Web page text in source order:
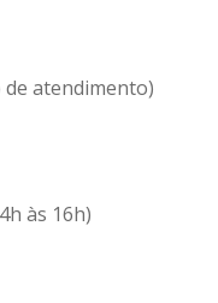
atendimento)
às 16h)